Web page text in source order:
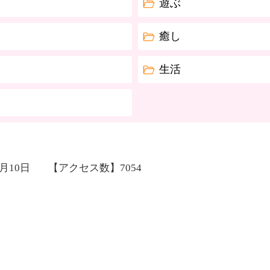
遊ぶ
癒し
生活
10日 【アクセス数】 7054